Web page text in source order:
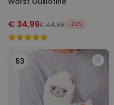
€ 34,99€ 44,99 -22%
53